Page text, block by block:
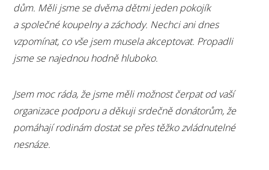
dům. Měli jsme se dvěma dětmi jeden pokojík
a společné koupelny a záchody. Nechci ani dnes
vzpomínat, co vše jsem musela akceptovat. Propadli
jsme se najednou hodně hluboko.
Jsem moc ráda, že jsme měli možnost čerpat od vaší
organizace podporu a děkuji srdečně donátorům, že
pomáhají rodinám dostat se přes těžko zvládnutelné
nesnáze.